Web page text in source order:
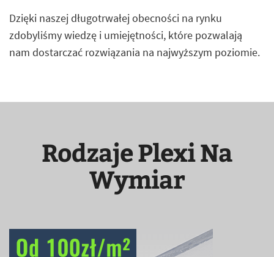
Dzięki naszej długotrwałej obecności na rynku
zdobyliśmy wiedzę i umiejętności, które pozwalają
nam dostarczać rozwiązania na najwyższym poziomie.
Rodzaje Plexi Na
Wymiar